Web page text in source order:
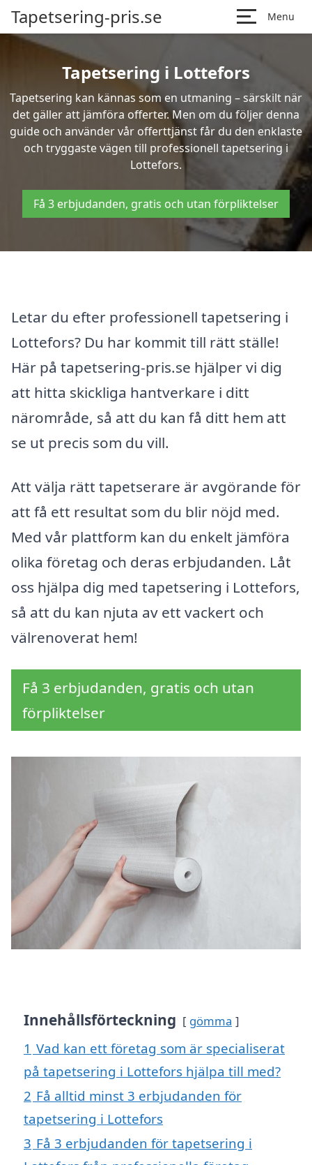
Tapetsering-pris.se Menu
Tapetsering i Lottefors
Tapetsering kan kännas som en utmaning – särskilt när
det gäller att jämföra offerter. Men om du följer denna
guide och använder vår offerttjänst får du den enklaste
och tryggaste vägen till professionell tapetsering i
Lottefors.
Få 3 erbjudanden, gratis och utan förpliktelser
Letar du efter professionell tapetsering i
Lottefors? Du har kommit till rätt ställe!
Här på tapetsering-pris.se hjälper vi dig
att hitta skickliga hantverkare i ditt
närområde, så att du kan få ditt hem att
se ut precis som du vill.
Att välja rätt tapetserare är avgörande för
att få ett resultat som du blir nöjd med.
Med vår plattform kan du enkelt jämföra
olika företag och deras erbjudanden. Låt
oss hjälpa dig med tapetsering i Lottefors,
så att du kan njuta av ett vackert och
välrenoverat hem!
Få 3 erbjudanden, gratis och utan
förpliktelser
Innehållsförteckning gömma
1 Vad kan ett företag som är specialiserat
på tapetsering i Lottefors hjälpa till med?
2 Få alltid minst 3 erbjudanden för
tapetsering i Lottefors
3 Få 3 erbjudanden för tapetsering i